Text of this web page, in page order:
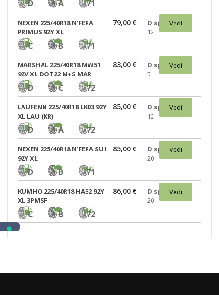
D A 71
NEXEN 225/40R18 N'FERA
PRIMUS 92Y XL
C B 71
79,00 €
Disponibili:
12
Vedi
MARSHAL 225/40R18 MW51
92V XL DOT22 M+S MAR
D C 72
83,00 €
Disponibili:
5
Vedi
LAUFENN 225/40R18 LK03 92Y
XL LAU (KR)
D A 72
85,00 €
Disponibili:
12
Vedi
NEXEN 225/40R18 N'FERA SU1
92Y XL
D B 71
85,00 €
Disponibili:
20
Vedi
KUMHO 225/40R18 HA32 92Y
XL 3PMSF
C B 72
86,00 €
Disponibili:
20
Vedi